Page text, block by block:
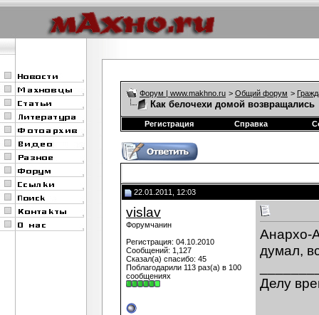
Форум | www.makhno.ru > Общий форум >
Как белочехи домой возвращались
Регистрация Справка
22.01.2011, 12:03
vislav
Форумчанин
Регистрация: 04.10.2010
Сообщений: 1,127
Сказал(а) спасибо: 45
Поблагодарили 113 раз(а) в 100
сообщениях
Анархо-
думал,
Делу